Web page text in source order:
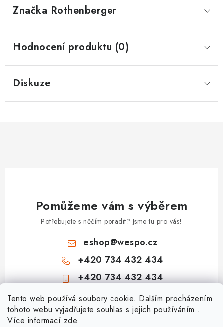
Tento web používá soubory cookie. Dalším procházením
tohoto webu vyjadřujete souhlas s jejich používáním..
Více informací zde.
Značka Rothenberger
Hodnocení produktu (0)
Diskuze
Pomůžeme vám s výběrem
Potřebujete s něčím poradit? Jsme tu pro vás!
eshop@wespo.cz
+420 734 432 434
+420 734 432 434
Informace pro vás